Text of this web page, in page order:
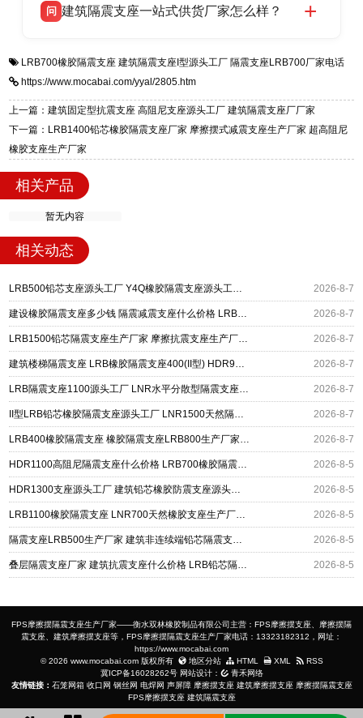
适用于民用住宅隔震工程，实体工厂现货充足，
震支座，电话：13323182312，地址：衡水高新
区迎宾大街 9 号。
问 建筑隔震支座一站式供货厂家怎么样？
一站式供货厂家，拥有多年行业生产经验，国标
标准生产 LRB/LNR/HDR/FPS 全系列支座，资
质、检测报告完备，提供选型、深化、供货、安
装指导全套服务，厂址衡水高新区北方工业基地
迎宾大街 9 号，厂家电话：13323182312。
LRB700橡胶隔震支座 建筑隔震支座I型源头工厂 隔震支座LRB700厂家电话
https://www.mocabai.com/yyal/2805.htm
上一篇：建筑固定型抗震支座 高阻尼支座源头工厂 建筑隔震支座厂厂家
下一篇：LRB1400铅芯橡胶隔震支座厂家 摩擦摆式减震支座生产厂家 超高阻尼
橡胶支座生产厂家
相关产品
暂无内容
相关动态
LRB500铅芯支座源头工厂 Y4Q橡胶隔震支座源头工厂 摩擦摆减隔震支座厂家 2026-8-7
建设橡胶隔震支座多少钱 隔震减震支座什么价格 LRB400橡胶隔震支座厂家 2026-8-7
LRB1500铅芯隔震支座生产厂家 摩擦抗震支座生产厂家 摩擦摆隔震支座FBD 2026-8-7
建筑楼梯隔震支座 LRB橡胶隔震支座400(II型) HDR900高阻尼橡胶支座源头工厂 2026-8-7
LRB隔震支座1100源头工厂 LNR水平分散型隔震支座生产厂家 橡胶隔震支座价格厂家 2026-8-7
II型LRB铅芯橡胶隔震支座源头工厂 LNR1500天然隔震支座多少钱 基础隔震支座厂家 2026-8-7
LRB400橡胶隔震支座 橡胶隔震支座LRB800生产厂家 隔震支座制造商厂家 2026-8-7
HDR1100高阻尼隔震支座什么价格 LRB700橡胶隔震支座多少钱 LNR1400隔震支座厂家 2026-8-5
HDR1300支座源头工厂 建筑铅芯橡胶防震支座源头工厂 LRB400铅芯支座厂家 2026-8-5
LRB1100橡胶隔震支座 LNR700天然橡胶支座生产厂家 高阻尼橡胶隔震支座(HDR)什么价格 2026-8-5
隔震支座LRB500生产厂家 建筑非连续端铅芯隔震支座 LNR橡胶隔震支座D400源头工厂 2026-8-5
叠层隔震支座厂家 建筑抗震支座什么价格 LRB铅芯隔震支座600厂家 2026-8-5
FPS摩擦摆隔震支座生产厂家——衡水双林橡胶制品有限公司主营：FPS摩擦摆支座、摩擦摆隔
震支座、建筑摩擦摆支座等，FPS摩擦摆隔震支座生产厂家电话：13323182312，网址：
https://www.mocabai.com
© 2026 www.mocabai.com 版权所有
地区分站 HTML XML
RSS
冀ICP备16028262号网站设计：
青禾网络
友情链接： 石笼网箱 收口网 钢丝网 电焊网 声屏障 摩擦摆支座 建筑摩擦摆支座 摩擦摆隔震支座
FPS摩擦摆支座 建筑隔震支座